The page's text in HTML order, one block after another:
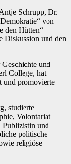
Schrupp, Dr.
von
den Hütten“
Diskussion und den
und
College, hat
und promovierte
studierte
Volontariat
Publizistin und
politische
religiöse